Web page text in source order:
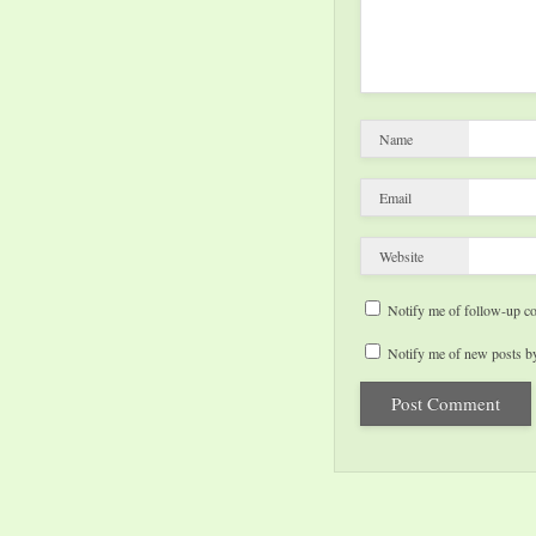
Name
Email
Website
Notify me of follow-up
Notify me of new posts